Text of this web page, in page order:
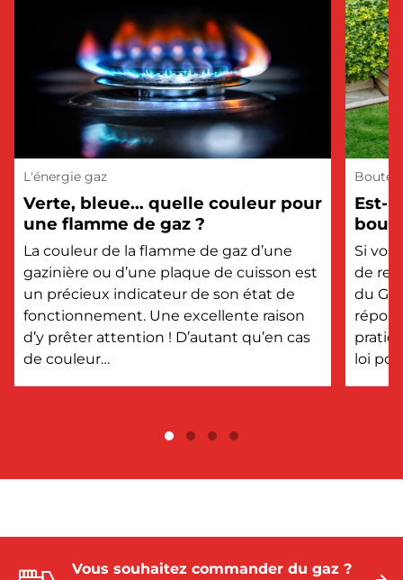
L'énergie gaz
Verte, bleue… quelle couleur pour
une flamme de gaz ?
La couleur de la flamme de gaz d’une
gazinière ou d’une plaque de cuisson est
un précieux indicateur de son état de
fonctionnement. Une excellente raison
d’y prêter attention ! D’autant qu’en cas
de couleur…
Est-
?
Si
de
du
loi
Vous souhaitez commander du gaz ?